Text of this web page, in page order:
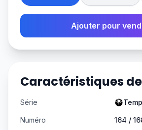
Ajouter pour
Caractéristiques
Série
Numéro 164 /